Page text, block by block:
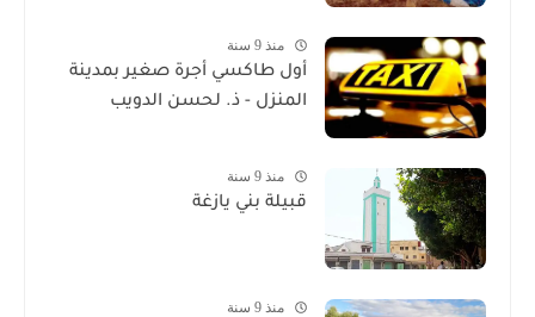
منذ 9 سنة
أول طاكسي أجرة صغير بمدينة
المنزل - ذ. لحسن الدويب
منذ 9 سنة
قبيلة بني يازغة
منذ 9 سنة